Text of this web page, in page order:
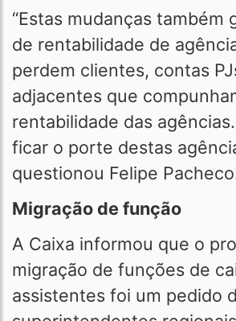
“Estas mudanças também
de rentabilidade de
perdem clientes, contas
adjacentes que
rentabilidade das
ficar o porte destas
questionou Felipe
Migração de função
A Caixa informou que o
migração de funções de
assistentes foi um pedido